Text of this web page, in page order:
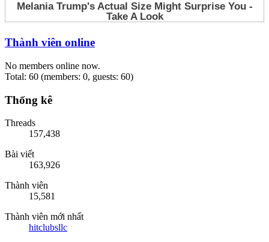
Thành viên online
No members online now.
Total: 60 (members: 0, guests: 60)
Thống kê
Threads
157,438
Bài viết
163,926
Thành viên
15,581
Thành viên mới nhất
hitclubsllc